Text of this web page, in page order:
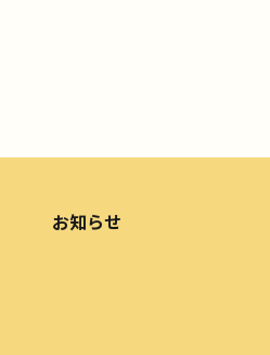
お知らせ